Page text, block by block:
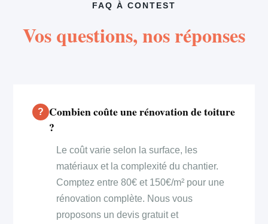
FAQ À CONTEST
Vos questions, nos réponses
Combien coûte une rénovation de toiture
?
Le coût varie selon la surface, les
matériaux et la complexité du chantier.
Comptez entre 80€ et 150€/m² pour une
rénovation complète. Nous vous
proposons un devis gratuit et